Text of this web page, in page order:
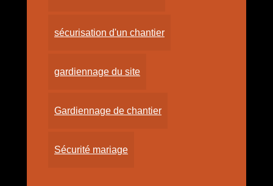
sécurisation d'un chantier
gardiennage du site
Gardiennage de chantier
Sécurité mariage